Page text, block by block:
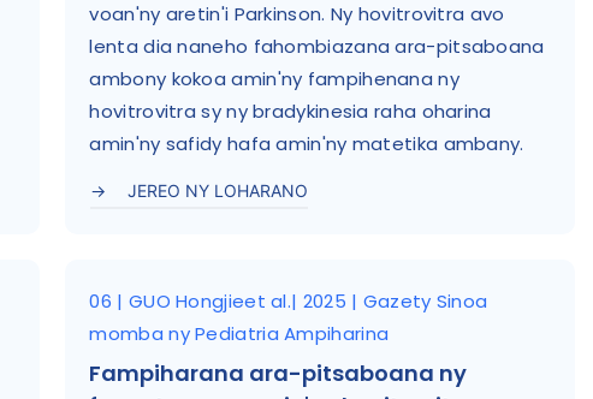
voan'ny aretin'i Parkinson. Ny hovitrovitra avo
lenta dia naneho fahombiazana ara-pitsaboana
ambony kokoa amin'ny fampihenana ny
hovitrovitra sy ny bradykinesia raha oharina
amin'ny safidy hafa amin'ny matetika ambany.
JEREO NY LOHARANO
06 | GUO Hongjieet al.| 2025 | Gazety Sinoa
momba ny Pediatria Ampiharina
Fampiharana ara-pitsaboana ny